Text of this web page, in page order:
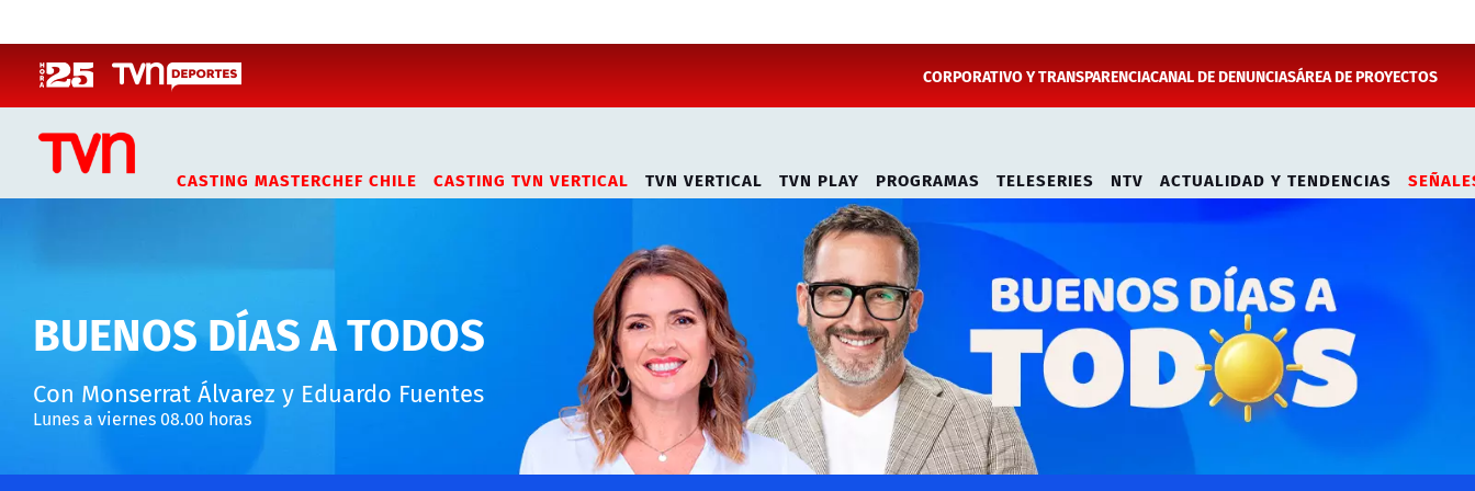
CORPORATIVO Y TRANSPARENCIACANAL DE DENUNCIASÁREA DE PROYECTOS
CASTING MASTERCHEF CHILE CASTING TVN VERTICAL TVN VERTICAL TVN PLAY PROGRAMAS TELESERIES NTV ACTUALIDAD Y TENDENCIAS
BUENOS DÍAS A TODOS
Con Monserrat Álvarez y Eduardo Fuentes
Lunes a viernes 08.00 horas